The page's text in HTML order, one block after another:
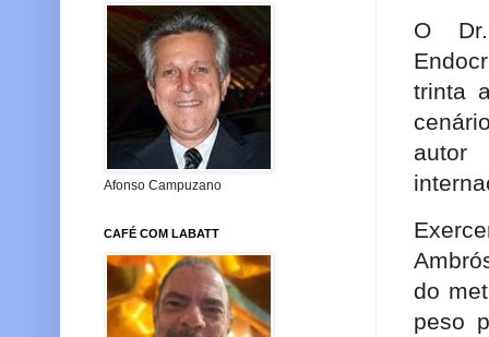
O
trinta
do
peso
Afonso Campuzano
CAFÉ COM LABATT